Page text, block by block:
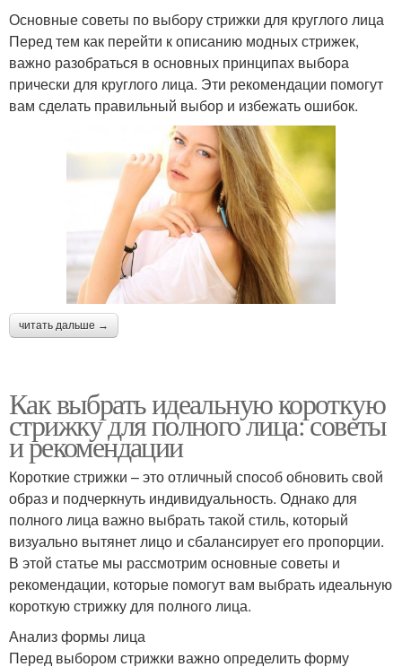
Основные советы по выбору стрижки для круглого лица
Перед тем как перейти к описанию модных стрижек,
важно разобраться в основных принципах выбора
прически для круглого лица. Эти рекомендации помогут
вам сделать правильный выбор и избежать ошибок.
читать дальше →
Как выбрать идеальную короткую
стрижку для полного лица: советы
и рекомендации
Короткие стрижки – это отличный способ обновить свой
образ и подчеркнуть индивидуальность. Однако для
полного лица важно выбрать такой стиль, который
визуально вытянет лицо и сбалансирует его пропорции.
В этой статье мы рассмотрим основные советы и
рекомендации, которые помогут вам выбрать идеальную
короткую стрижку для полного лица.
Анализ формы лица
Перед выбором стрижки важно определить форму